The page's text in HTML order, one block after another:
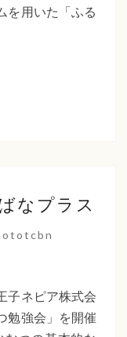
を用いた「ふる
読む
なプラス
子ネピア株式会
勉強会」を開催